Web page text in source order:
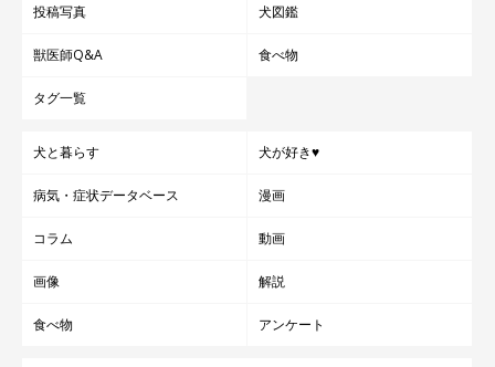
投稿写真 犬図鑑
獣医師Q&A 食べ物
タグ一覧
犬と暮らす 犬が好き♥
病気・症状データベース 漫画
コラム 動画
画像 解説
食べ物 アンケート